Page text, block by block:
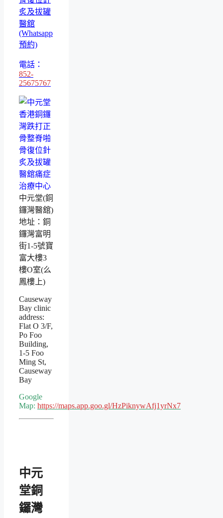
炙及拔罐
醫舘
(Whatsapp
預約)
電話：
852-
25675767
中元堂(銅
鑼灣醫舘)
地址：銅
鑼灣富明
街1-5號寶
富大樓3
樓O室(么
鳳樓上)
Causeway
Bay clinic
address:
Flat O 3/F,
Po Foo
Building,
1-5 Foo
Ming St,
Causeway
Bay
Google
Map: https://maps.app.goo.gl/HzPiknywAfj1yrNx7
中元
堂銅
鑼灣